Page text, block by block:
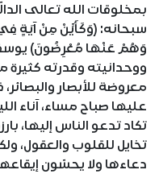
بمخلوقات الله تعالى
سبحانه: (وَكَأَيِّنْ مِنْ آيَةٍ
ووحدانيته وقدرته
معروضة للأبصار
عليها صباح مساء، آناء
تكاد تدعو الناس إليها،
تخايل للقلوب والعقول،
دعاءها ولا يحسّون